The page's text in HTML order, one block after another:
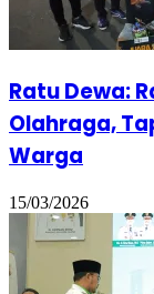
Ratu Dewa:
Olahraga,
Warga
15/03/2026